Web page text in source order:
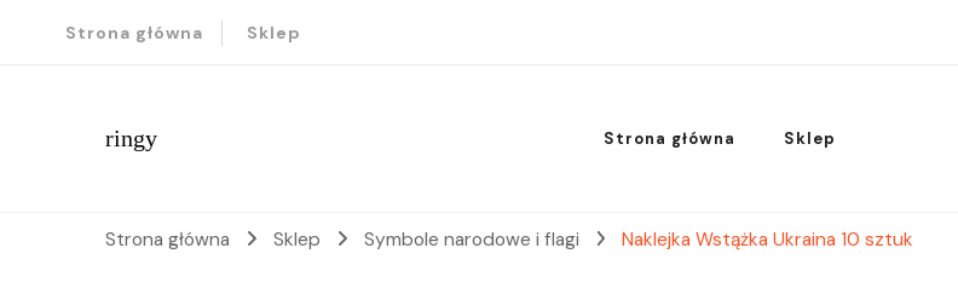
Strona główna Sklep
ringy Strona główna Sklep
Strona główna Sklep Symbole narodowe i flagi Naklejka Wstążka Ukraina 10 sztuk